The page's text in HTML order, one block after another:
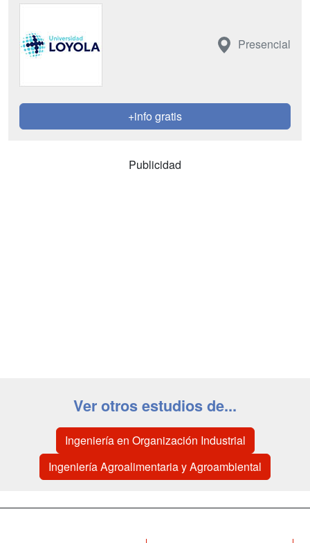
Presencial
+info gratis
Publicidad
Ver otros estudios de...
Ingeniería en Organización Industrial
Ingeniería Agroalimentaria y Agroambiental